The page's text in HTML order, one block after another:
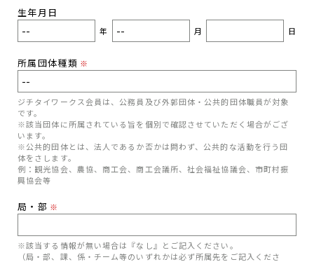
生年月日
年 月 日
所属団体種類 ※
ジチタイワークス会員は、公務員及び外郭団体・公共的団体職員が対象
です。
※該当団体に所属されている旨を個別で確認させていただく場合がござ
います。
※公共的団体とは、法人であるか否かは問わず、公共的な活動を行う団
体をさします。
例：観光協会、農協、商工会、商工会議所、社会福祉協議会、市町村振
興協会等
局・部 ※
※該当する情報が無い場合は『なし』とご記入ください。
（局・部、課、係・チーム等のいずれかは必ず所属先をご記入くださ